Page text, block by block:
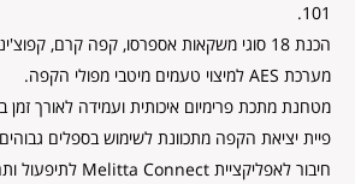
101.
הכנת 18 סוגי משקאות אספרסו, קפה קרם, קפוצ'ינו, לאטה מקיאטו ועוד.
מערכת AES למיצוי טעמים מיטבי מפולי הקפה.
מטחנת מתכת פרימיום איכותית ועמידה לאורך זמן בעלת 5 דרגות
פיית יציאת הקפה מתכוונת לשימוש בספלים
חיבור לאפליקציית Melitta Connect לתיפעול ותחזוקה.